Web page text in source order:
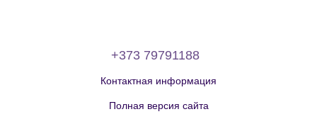
+373 79791188
Контактная информация
Полная версия сайта